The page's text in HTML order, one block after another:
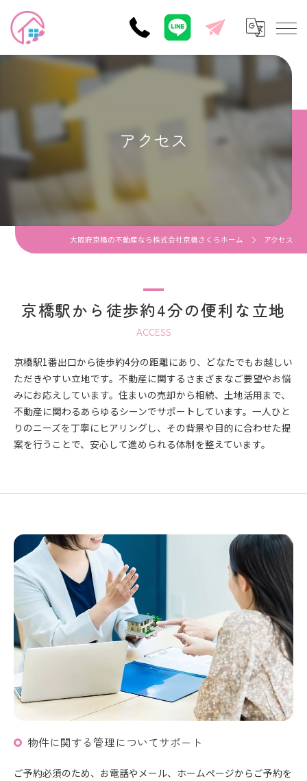
アクセス
大阪府京橋の不動産なら株式会社京橋さくらホーム アクセス
京橋駅から徒歩約4分の便利な立地
ACCESS
京橋駅1番出口から徒歩約4分の距離にあり、どなたでもお越しい
ただきやすい立地です。不動産に関するさまざまなご要望やお悩
みにお応えしています。住まいの売却から相続、土地活用まで、
不動産に関わるあらゆるシーンでサポートしています。一人ひと
りのニーズを丁寧にヒアリングし、その背景や目的に合わせた提
案を行うことで、安心して進められる体制を整えています。
物件に関する管理についてサポート
ご予約必須のため、お電話やメール、ホームページからご予約を